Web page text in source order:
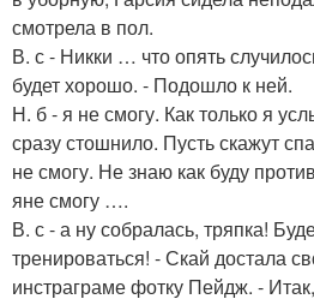
смотрела в пол.
В. с - Никки … что опять
будет хорошо. - Подошло к ней.
Н. б - я не смогу. Как только я
сразу стошнило. Пусть скажут
не смогу. Не знаю как буду
яне смогу ….
В. с - а ну собралась, тряпка!
тренироваться! - Скай достала
инстраграме фотку Пейдж. -